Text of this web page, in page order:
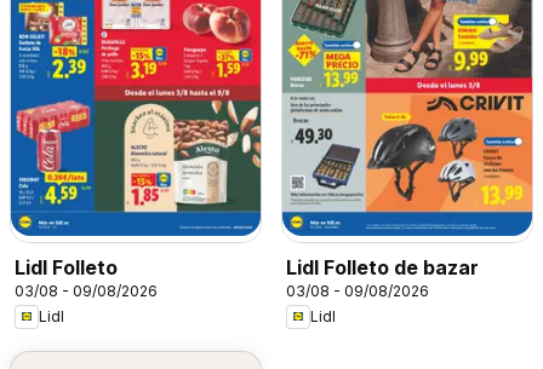
Lidl Folleto
03/08 - 09/08/2026
Lidl
Lidl Folleto de bazar
03/08 - 09/08/2026
Lidl